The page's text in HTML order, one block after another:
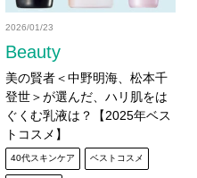
Beauty
2026/01/23
美の賢者＜中野明海、松本千
登世＞が選んだ、ハリ肌をは
ぐくむ乳液は？【2025年ベス
トコスメ】
40代スキンケア ベストコスメ